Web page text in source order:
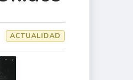
ACTUALIDAD